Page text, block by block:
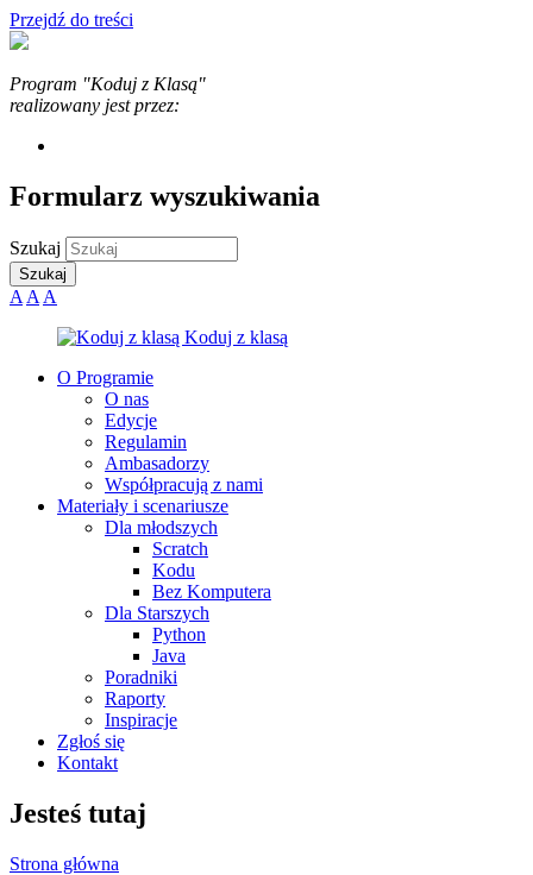
Przejdź do treści
Program "Koduj z Klasą"
realizowany jest przez:
Formularz wyszukiwania
Szukaj
A A A
O Programie
O nas
Edycje
Regulamin
Ambasadorzy
Współpracują z nami
Materiały i scenariusze
Dla młodszych
Scratch
Kodu
Bez Komputera
Dla Starszych
Python
Java
Poradniki
Raporty
Inspiracje
Zgłoś się
Kontakt
Jesteś tutaj
Strona główna